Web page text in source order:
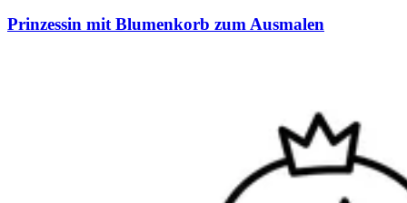
Prinzessin mit Blumenkorb zum Ausmalen